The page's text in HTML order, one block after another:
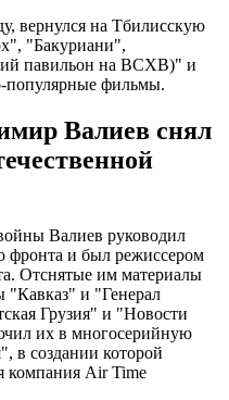
вернулся на Тбилисскую
"Бакуриани",
павильон на ВСХВ)" и
популярные фильмы.
Валиев снял
Валиев руководил
фронта и был режиссером
Отснятые им материалы
"Кавказ" и "Генерал
Грузия" и "Новости
их в многосерийную
в создании которой
компания Air Time